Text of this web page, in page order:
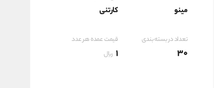
مینو کارتنی
تعداد در بسته بندی
30
قیمت عمده هر عدد
1 ریال